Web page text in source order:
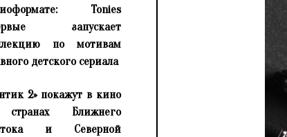
Tonies
запускает
по мотивам
детского сериала
2» покажут в кино
Ближнего
и Северной